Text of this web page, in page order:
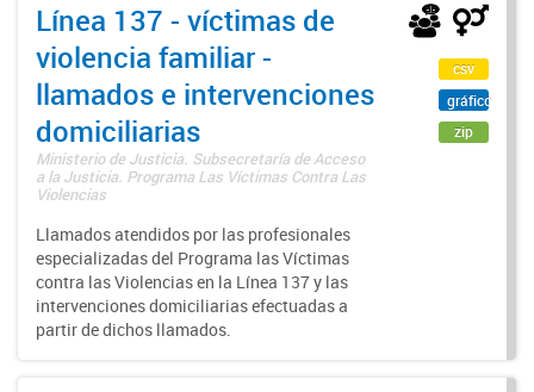
Línea 137 - víctimas de
violencia familiar -
llamados e intervenciones
domiciliarias
Ministerio de Justicia. Subsecretaría de Acceso
a la Justicia. Programa Las Víctimas Contra Las
Violencias
Llamados atendidos por las profesionales
especializadas del Programa las Víctimas
contra las Violencias en la Línea 137 y las
intervenciones domiciliarias efectuadas a
partir de dichos llamados.
csv
gráfico
zip